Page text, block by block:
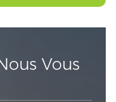
Vous